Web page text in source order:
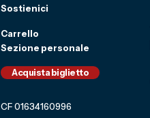
Sostienici
Carrello
Sezione personale
Acquista biglietto
CF 01634160996